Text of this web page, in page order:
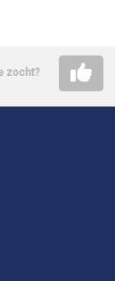
zocht?